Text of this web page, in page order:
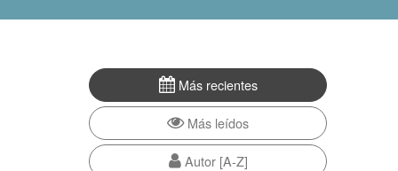
Más recientes
Más leídos
Autor [A-Z]